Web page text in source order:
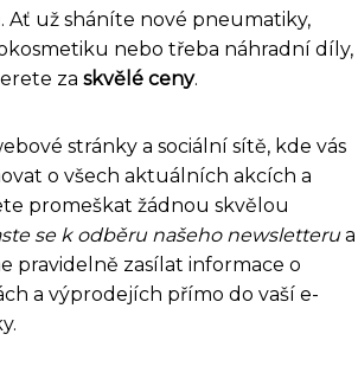
už sháníte nové pneumatiky,
nebo třeba náhradní díly,
za skvělé ceny.
stránky a sociální sítě, kde vás
o všech aktuálních akcích a
promeškat žádnou skvělou
se k odběru našeho newsletteru a
pravidelně zasílat informace o
a výprodejích přímo do vaší e-